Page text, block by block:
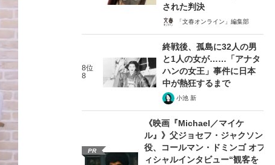
された判決
「文春オンライン」編集部
8位
8
終戦後、孤島に32人の男
と1人の女が……「アナタ
ハンの女王」事件に日本
中が熱狂するまで
小池 新
PR
《映画『Michael／マイケ
ル』》父ジョセフ・ジャクソン
役、コールマン・ドミンゴ オフ
ィシャルインタビュー“観客を